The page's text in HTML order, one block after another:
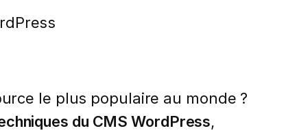
le plus populaire au monde ?
du CMS WordPress,